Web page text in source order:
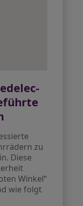
zu
Diese
Winkel“
wie folgt